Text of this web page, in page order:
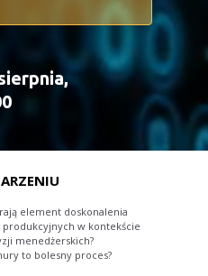
element doskonalenia
produkcyjnych w kontekście
menedżerskich?
to bolesny proces?